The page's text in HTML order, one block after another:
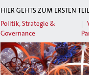
HIER GEHTS ZUM ERSTEN
Politik, Strategie &
Governance